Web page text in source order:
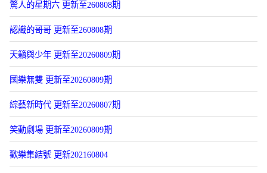
驚人的星期六 更新至260808期
認識的哥哥 更新至260808期
天籟與少年 更新至20260809期
國樂無雙 更新至20260809期
綜藝新時代 更新至20260807期
笑動劇場 更新至20260809期
歡樂集結號 更新202160804